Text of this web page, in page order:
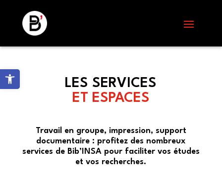
content
Ouvrir la barre d’outils
LES SERVICES
ET ESPACES
Travail en groupe, impression, support
documentaire : profitez des nombreux
services de Bib’INSA pour faciliter vos études
et vos recherches.